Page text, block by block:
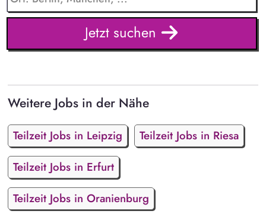
Jetzt suchen
Weitere Jobs in der Nähe
Teilzeit Jobs in Leipzig
Teilzeit Jobs in Riesa
Teilzeit Jobs in Erfurt
Teilzeit Jobs in Oranienburg